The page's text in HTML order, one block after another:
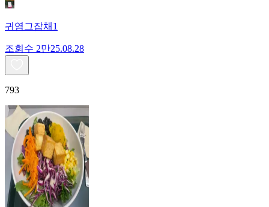
귀염그잡채1
조회수 2만25.08.28
793